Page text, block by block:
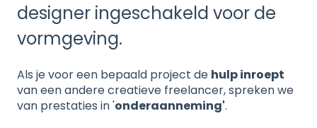
designer ingeschakeld voor de
vormgeving.
Als je voor een bepaald project de hulp inroept
van een andere creatieve freelancer, spreken we
van prestaties in 'onderaanneming'.